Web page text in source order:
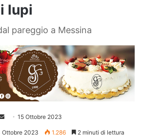
lupi
pareggio a Messina
Invia 15 Ottobre 2023
Ottobre 2023 1.286 2 minuti di lettura